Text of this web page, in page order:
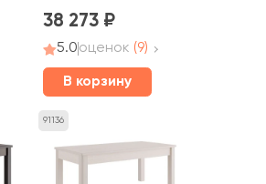
38 273
5.0оценок (9)
В корзину
91136